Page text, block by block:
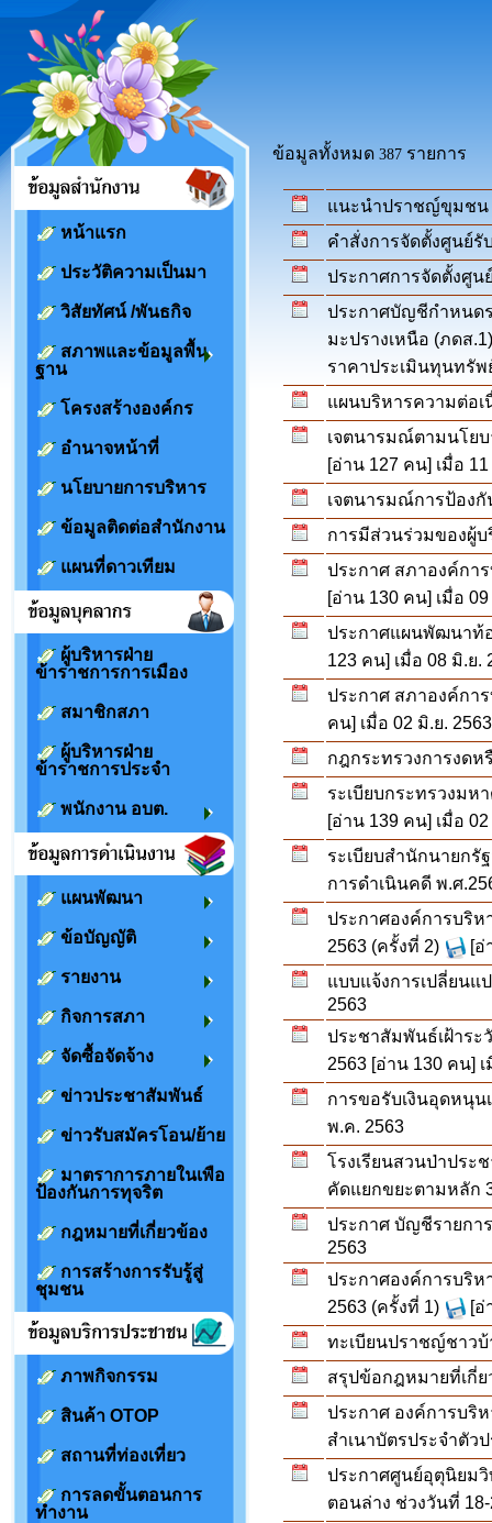
หน้าแรก
ประวัติความเป็นมา
วิสัยทัศน์ /พันธกิจ
สภาพและข้อมูลพื้น
ฐาน
โครงสร้างองค์กร
อำนาจหน้าที่
นโยบายการบริหาร
ข้อมูลติดต่อสำนักงาน
แผนที่ดาวเทียม
ผู้บริหารฝ่าย
ข้าราชการการเมือง
สมาชิกสภา
ผู้บริหารฝ่าย
ข้าราชการประจำ
พนักงาน อบต.
แผนพัฒนา
ข้อบัญญัติ
รายงาน
กิจการสภา
จัดซื้อจัดจ้าง
ข่าวประชาสัมพันธ์
ข่าวรับสมัครโอน/ย้าย
มาตราการภายในเพือ
ป้องกันการทุจริต
กฎหมายที่เกี่ยวข้อง
การสร้างการรับรู้สู่
ชุมชน
ภาพกิจกรรม
สินค้า OTOP
สถานที่ท่องเที่ยว
การลดขั้นตอนการ
ทำงาน
ข้อมูลทั้งหมด 387 รายการ
แนะนำปราชญ์ขุมชน
คำสั่งการจัดตั้งศูนย์รั
ประกาศการจัดตั้งศูน
ประกาศบัญชีกำหนด
มะปรางเหนือ (ภดส
ราคาประเมินทุนทรั
แผนบริหารความต่อเ
เจตนารมณ์ตามนโย
[อ่าน 127 คน] เมื่อ
เจตนารมณ์การป้อง
การมีส่วนร่วมของผู้บ
ประกาศ สภาองค์กา
[อ่าน 130 คน] เมื่อ
ประกาศแผนพัฒนาท้อ
123 คน] เมื่อ 08 มิ.ย.
ประกาศ สภาองค์กา
คน] เมื่อ 02 มิ.ย. 2563
กฎกระทรวงการงดห
ระเบียบกระทรวงมห
[อ่าน 139 คน] เมื่อ
ระเบียบสำนักนายก
การดำเนินคดี พ.ศ
ประกาศองค์การบริห
2563 (ครั้งที่ 2)
[อ่
แบบแจ้งการเปลี่ยนแ
2563
ประชาสัมพันธ์เฝ้าร
2563 [อ่าน 130 คน]
การขอรับเงินอุดหนุน
พ.ค. 2563
โรงเรียนสวนป่าประ
คัดแยกขยะตามหลัก
ประกาศ บัญชีรายกา
2563
ประกาศองค์การบริห
2563 (ครั้งที่ 1)
[อ่
ทะเบียนปราชญ์ชาว
สรุปข้อกฎหมายที่เกี่
ประกาศ องค์การบริห
สำเนาบัตรประจำตัว
ประกาศศูนย์อุตุนิยมวิ
ตอนล่าง ช่วงวันที่